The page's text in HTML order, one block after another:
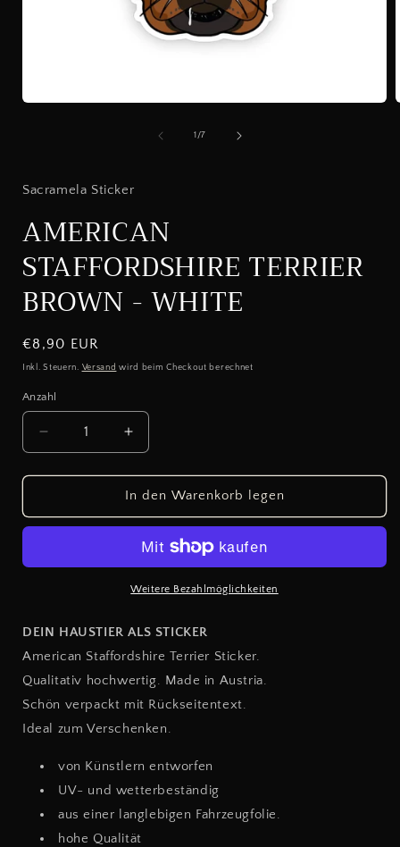
1/von
7
Sacramela Sticker
AMERICAN
STAFFORDSHIRE TERRIER
BROWN - WHITE
Normaler
Preis
€8,90 EUR
Inkl. Steuern. Versand wird beim Checkout berechnet
Anzahl
Verringere
die
Menge
AMERICAN
BROWN
Erhöhe
die
Menge
für
AMERICAN
TERRIER
BROWN
-
In den Warenkorb legen
Weitere Bezahlmöglichkeiten
DEIN HAUSTIER ALS STICKER
American Staffordshire Terrier Sticker.
Qualitativ hochwertig. Made in Austria.
Schön verpackt mit Rückseitentext.
Ideal zum Verschenken.
von Künstlern entworfen
UV- und wetterbeständig
aus einer langlebigen Fahrzeugfolie.
hohe Qualität